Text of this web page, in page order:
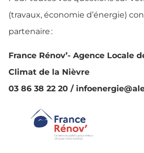
(travaux, économie d’énergie)
partenaire :
France Rénov’- Agence Locale
Climat de la Nièvre
03 86 38 22 20 /